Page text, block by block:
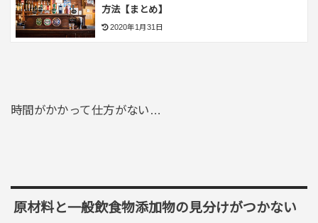
方法【まとめ】
2020年1月31日
時間がかかって仕方がない…
原材料と一般飲食物添加物の見分けがつかない